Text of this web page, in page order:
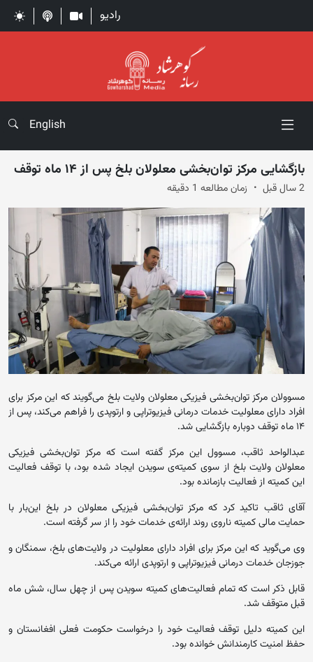
رادیو
English
بازگشایی مرکز توان‌بخشی معلولان بلخ پس از ۱۴ ماه توقف
2 سال قبل زمان مطالعه 1 دقیقه
مسوولان مرکز توان‌بخشی فیزیکی معلولان ولایت بلخ می‌گویند که این‌ مرکز برای
افراد دارای معلولیت خدمات درمانی فیزیوتراپی و ارتوپدی را فراهم می‌کند، پس از
۱۴ ماه توقف دوباره بازگشایی شد.
عبدالواحد ثاقب، مسوول این مرکز گفته است که مرکز توان‌بخشی فیزیکی
معلولان ولایت بلخ از سوی کمیته‌ی سویدن ایجاد شده بود، با توقف فعالیت‌
این کمیته از فعالیت بازمانده بود.
آقای ثاقب تاکید کرد که مرکز توان‌بخشی فیزیکی معلولان در بلخ این‌بار با
حمایت مالی کمیته ناروی روند ارائه‌ی خدمات خود را از سر گرفته است.
وی می‌گوید که این مرکز برای افراد دارای معلولیت در ولایت‌های بلخ،‌ سمنگان و
جوزجان خدمات درمانی فیزیوتراپی و ارتوپدی ارائه می‌کند.
قابل ذکر است که تمام فعالیت‌های کمیته سویدن پس از چهل سال، شش ماه
قبل متوقف شد.
این کمیته دلیل توقف فعالیت خود را درخواست حکومت فعلی افغانستان و
حفظ امنیت کارمندانش خوانده بود.